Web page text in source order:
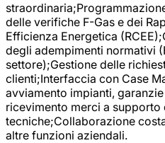
delle verifiche F-Gas e dei
Efficienza Energetica
degli adempimenti normativi
settore);Gestione delle
clienti;Interfaccia con Case
avviamento impianti,
ricevimento merci a supporto
tecniche;Collaborazione
altre funzioni aziendali.